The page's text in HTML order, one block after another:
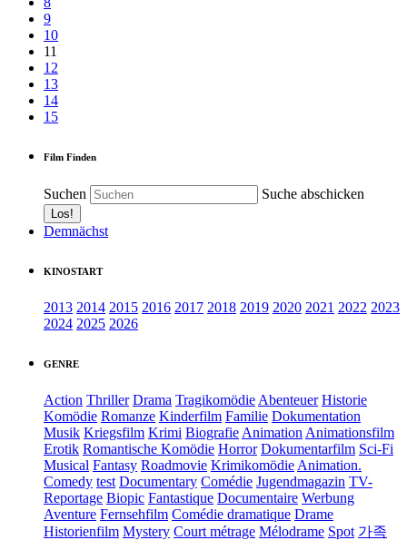
9
10
11
12
13
14
15
Film Finden
Suchen Suche abschicken
Demnächst
KINOSTART
2013 2014 2015 2016 2017 2018 2019 2020 2021 2022 2023
2024 2025 2026
GENRE
Action Thriller Drama Tragikomödie Abenteuer Historie
Komödie Romanze Kinderfilm Familie Dokumentation
Musik Kriegsfilm Krimi Biografie Animation Animationsfilm
Erotik Romantische Komödie Horror Dokumentarfilm Sci-Fi
Musical Fantasy Roadmovie Krimikomödie Animation.
Comedy test Documentary Comédie Jugendmagazin TV-
Reportage Biopic Fantastique Documentaire Werbung
Aventure Fernsehfilm Comédie dramatique Drame
Historienfilm Mystery Court métrage Mélodrame Spot 가족